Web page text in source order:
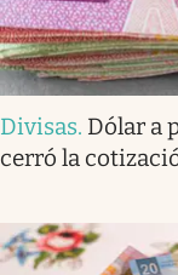
Divisas. Dólar a
cerró la